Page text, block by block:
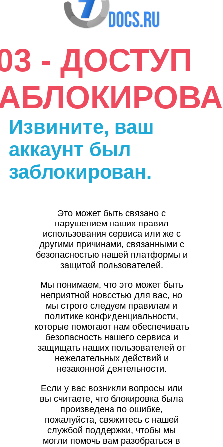
- ДОСТУП
Извините, ваш
аккаунт был
заблокирован.
Это может быть связано с
нарушением наших правил
использования сервиса или же с
другими причинами, связанными с
безопасностью нашей платформы и
защитой пользователей.
Мы понимаем, что это может быть
неприятной новостью для вас, но
мы строго следуем правилам и
политике конфиденциальности,
которые помогают нам обеспечивать
безопасность нашего сервиса и
защищать наших пользователей от
нежелательных действий и
незаконной деятельности.
Если у вас возникли вопросы или
вы считаете, что блокировка была
произведена по ошибке,
пожалуйста, свяжитесь с нашей
службой поддержки, чтобы мы
могли помочь вам разобраться в